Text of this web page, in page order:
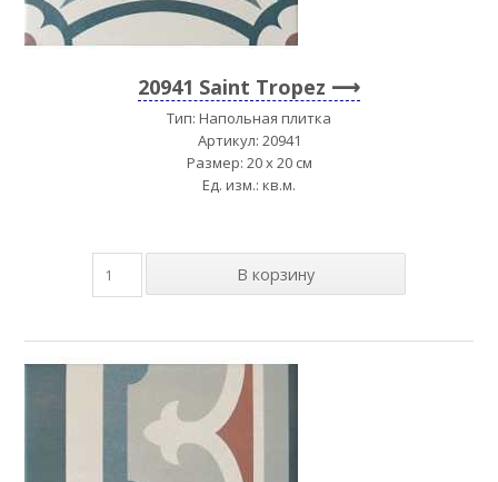
20941 Saint Tropez
Тип: Напольная плитка
Артикул: 20941
Размер: 20 x 20 см
Ед. изм.: кв.м.